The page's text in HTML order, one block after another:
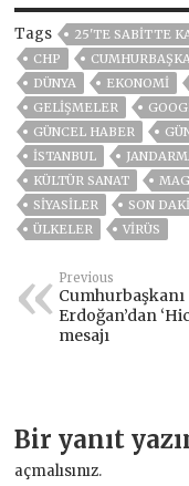
Tags 25'TE SABITTE
CHP
DÜNYA
EKONOMİ
GELIŞMELER
GÜNCEL HABER
ISTANBUL
KÜLTÜR SANAT
SİYASİLER
SON
ÜLKELER
VIRÜS
Previous
Cumhurbaşkanı
Erdoğan’dan
mesajı
Bir yanıt
açmalısınız.